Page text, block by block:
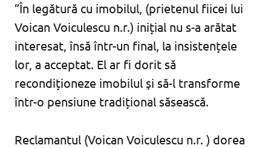
”În legătură cu imobilul, (prietenul fiicei lui
Voican Voiculescu n.r.) inițial nu s-a arătat
interesat, însă într-un final, la insistențele
lor, a acceptat. El ar fi dorit să
recondiționeze imobilul şi să-l transforme
într-o pensiune tradițional săsească.
Reclamantul (Voican Voiculescu n.r. ) dorea